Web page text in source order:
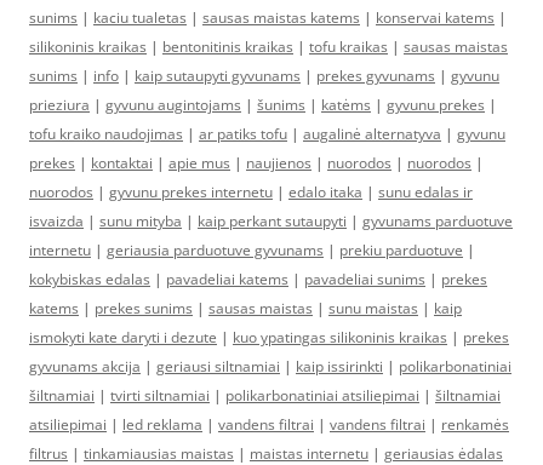
sunims | kaciu tualetas | sausas maistas katems | konservai katems |
silikoninis kraikas | bentonitinis kraikas | tofu kraikas | sausas maistas
sunims | info | kaip sutaupyti gyvunams | prekes gyvunams | gyvunu
prieziura | gyvunu augintojams | šunims | katėms | gyvunu prekes |
tofu kraiko naudojimas | ar patiks tofu | augalinė alternatyva | gyvunu
prekes | kontaktai | apie mus | naujienos | nuorodos | nuorodos |
nuorodos | gyvunu prekes internetu | edalo itaka | sunu edalas ir
isvaizda | sunu mityba | kaip perkant sutaupyti | gyvunams parduotuve
internetu | geriausia parduotuve gyvunams | prekiu parduotuve |
kokybiskas edalas | pavadeliai katems | pavadeliai sunims | prekes
katems | prekes sunims | sausas maistas | sunu maistas | kaip
ismokyti kate daryti i dezute | kuo ypatingas silikoninis kraikas | prekes
gyvunams akcija | geriausi siltnamiai | kaip issirinkti | polikarbonatiniai
šiltnamiai | tvirti siltnamiai | polikarbonatiniai atsiliepimai | šiltnamiai
atsiliepimai | led reklama | vandens filtrai | vandens filtrai | renkamės
filtrus | tinkamiausias maistas | maistas internetu | geriausias ėdalas